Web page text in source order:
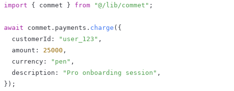
import { commet } from "@/lib/commet" ;
await commet . payments . charge ( {
  customerId
: "user_123" ,
  amount
: 25000 ,
  currency
: "pen" ,
  description
: "Pro onboarding session" ,
} ) ;